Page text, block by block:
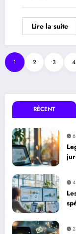
Lire la suite
1 2 3 4
RÉCENT